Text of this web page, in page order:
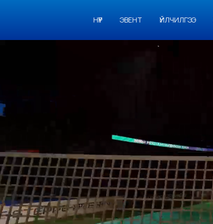
НҮҮР ЭВЕНТ ҮЙЛЧИЛГЭЭ